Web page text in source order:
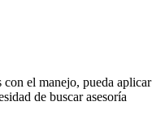
con el manejo, pueda aplicar
de buscar asesoría